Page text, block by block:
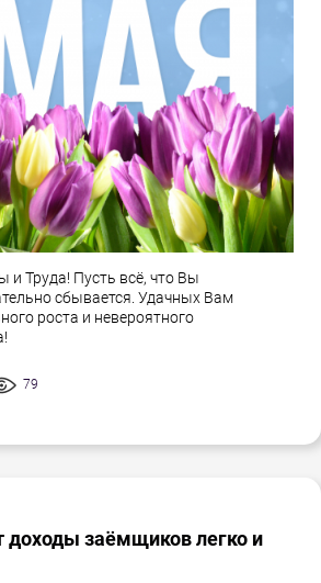
и Труда! Пусть всё, что Вы
сбывается. Удачных Вам
роста и невероятного
79
доходы заёмщиков легко и